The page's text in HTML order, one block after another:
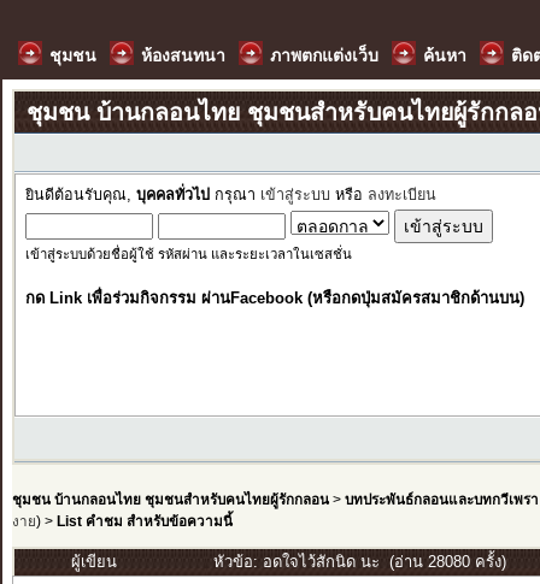
ชุมชน ห้องสนทนา ภาพตกแต่งเว็บ ค้นหา ติด
ชุมชน บ้านกลอนไทย ชุมชนสำหรับคนไทยผู้รักกล
ยินดีต้อนรับคุณ, บุคคลทั่วไป กรุณา เข้าสู่ระบบ หรือ ลงทะเบียน
เข้าสู่ระบบด้วยชื่อผู้ใช้ รหัสผ่าน และระยะเวลาในเซสชั่น
กด Link เพื่อร่วมกิจกรรม ผ่านFacebook (หรือกดปุ่มสมัครสมาชิกด้านบน)
ชุมชน บ้านกลอนไทย ชุมชนสำหรับคนไทยผู้รักกลอน> บทประพันธ์กลอนและบทกวีเพรา
งาย) > List คำชม สำหรับข้อความนี้
ผู้เขียน หัวข้อ: อดใจไว้สักนิด นะ (อ่าน 28080 ครั้ง)